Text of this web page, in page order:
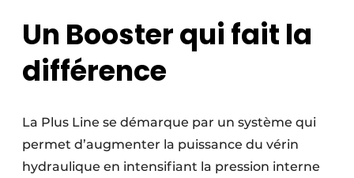
Un Booster qui fait la
différence
La Plus Line se démarque par un système qui
permet d’augmenter la puissance du vérin
hydraulique en intensifiant la pression interne